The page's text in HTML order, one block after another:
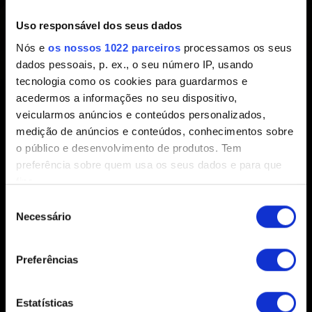
Uso responsável dos seus dados
Nós e os nossos 1022 parceiros processamos os seus
dados pessoais, p. ex., o seu número IP, usando
tecnologia como os cookies para guardarmos e
acedermos a informações no seu dispositivo,
veicularmos anúncios e conteúdos personalizados,
medição de anúncios e conteúdos, conhecimentos sobre
o público e desenvolvimento de produtos. Tem
preferência sobre quem usa os seus dados e para que
fins.
Se permitir, gostaríamos também de:
geográfica as quais podem ter uma precisão de
vários metros
ativa as características específicas (impressão
Necessário
Preferências
Estatísticas
https://trendygwentleman.com/cosmetics/(Site disponível
apenas em inglês)
Obrigado Mlakuss por compartilhar!